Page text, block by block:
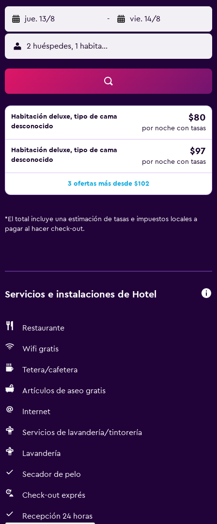
jue. 13/8 - vie. 14/8
2 huéspedes, 1 habitación
Habitación deluxe, tipo de cama
desconocido
$80
por noche con tasas
Habitación deluxe, tipo de cama
desconocido
$97
por noche con tasas
3 ofertas más desde $102
* El total incluye una estimación de tasas e impuestos locales a
pagar al hacer check-out.
Servicios e instalaciones de Hotel
Restaurante
Wifi gratis
Tetera/cafetera
Artículos de aseo gratis
Internet
Servicios de lavandería/tintorería
Lavandería
Secador de pelo
Check-out exprés
Recepción 24 horas